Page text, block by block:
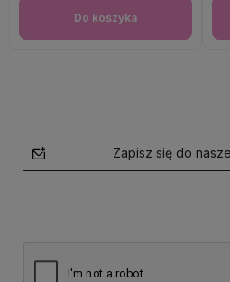
Do koszyka
Zapisz się do